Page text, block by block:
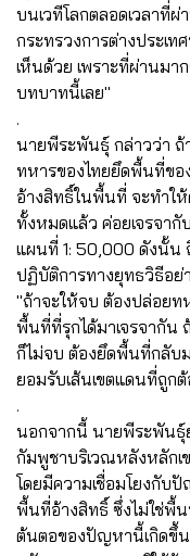
บนเวทีโลกตลอดเวลาที่
กระทรวงการต่างประเ
เห็นด้วย เพราะที่ผ่านมา
บทบาทนี้เลย"
.
นายพีระพันธุ์ กล่าวว่า ถ้
ทหารของไทยยึดพื้นที่ขอ
อ้างสิทธิ์ในพื้นที่ จะทำใ
ทั้งหมดแล้ว ค่อยเจรจา
แผนที่ 1: 50,000 ดังนั้น
ปฏิบัติการทางยุทธวิธีอย่
"ถ้าจะให้จบ ต้องปล่อยท
พื้นที่ที่รุกได้มาเจรจากัน ถ้
ก็ไม่จบ ต้องยึดพื้นที่กลับ
ยอมรับเส้นเขตแดนที่ถูกต้
.
นอกจากนี้ นายพีระพันธุ์
กัมพูชาบริเวณหลังหลักเ
โดยมีความเชื่อมโยงกับ
พื้นที่อ้างสิทธิ์ ซึ่งไม่ใช่พื้
ต้นตอของปัญหานี้เกิดขึ้น